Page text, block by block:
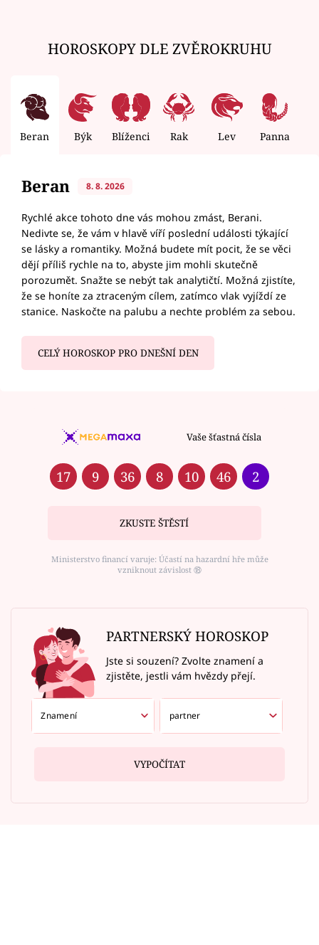
HOROSKOPY DLE ZVĚROKRUHU
Beran Býk Blíženci Rak Lev Panna
Beran 8. 8. 2026
Rychlé akce tohoto dne vás mohou zmást, Berani.
Nedivte se, že vám v hlavě víří poslední události týkající
se lásky a romantiky. Možná budete mít pocit, že se věci
dějí příliš rychle na to, abyste jim mohli skutečně
porozumět. Snažte se nebýt tak analytičtí. Možná zjistíte,
že se honíte za ztraceným cílem, zatímco vlak vyjíždí ze
stanice. Naskočte na palubu a nechte problém za sebou.
CELÝ HOROSKOP PRO DNEŠNÍ DEN
Vaše šťastná čísla
17 9 36 8 10 46 2
ZKUSTE ŠTĚSTÍ
Ministerstvo financí varuje: Účastí na hazardní hře může
vzniknout závislost ⑱
PARTNERSKÝ HOROSKOP
Jste si souzení? Zvolte znamení a
zjistěte, jestli vám hvězdy přejí.
VYPOČÍTAT